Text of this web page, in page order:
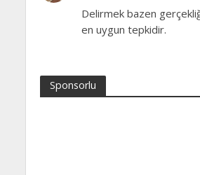
Delirmek bazen
en uygun tepkidir.
Sponsorlu